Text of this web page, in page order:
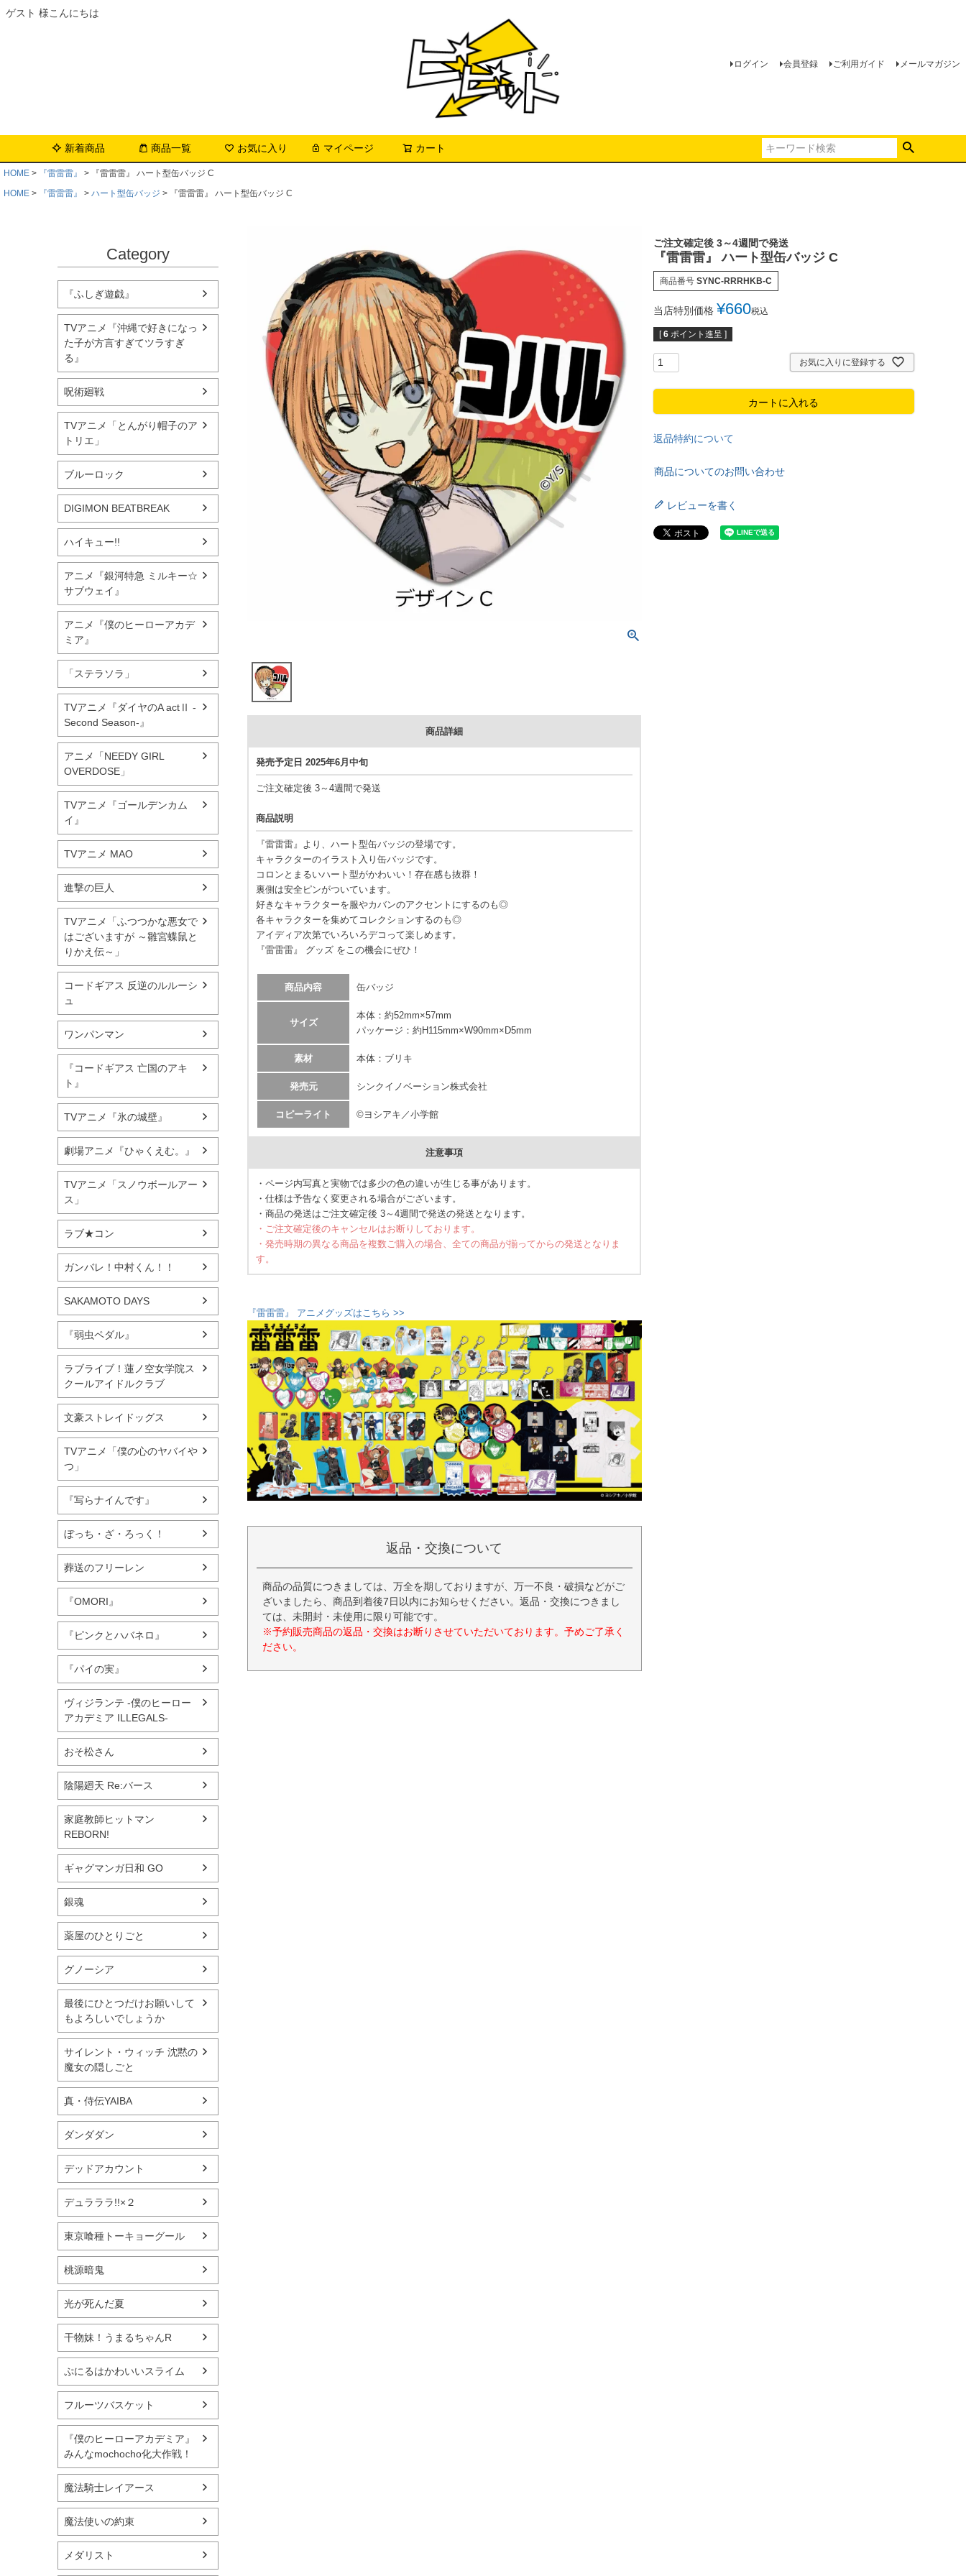
ゲスト 様こんにちは
ログイン 会員登録 ご利用ガイド メールマガジン
新着商品 商品一覧 お気に入り マイページ カート
HOME 『雷雷雷』
『雷雷雷』 ハート型缶バッジ C
HOME
『雷雷雷』 ハート型缶バッジ 『雷雷雷』 ハート型缶バッジ C
Category
『ふしぎ遊戯』
TVアニメ『沖縄で好きになっ
た子が方言すぎてツラすぎ
る』
呪術廻戦
TVアニメ「とんがり帽子のア
トリエ」
ブルーロック
DIGIMON BEATBREAK
ハイキュー!!
アニメ『銀河特急 ミルキー☆
サブウェイ』
アニメ『僕のヒーローアカデ
ミア』
「ステラソラ」
TVアニメ『ダイヤのA actⅡ -
Second Season-』
アニメ「NEEDY GIRL
OVERDOSE」
TVアニメ『ゴールデンカム
イ』
TVアニメ MAO
進撃の巨人
TVアニメ「ふつつかな悪女で
はございますが ～雛宮蝶鼠と
りかえ伝～」
コードギアス 反逆のルルーシ
ュ
ワンパンマン
『コードギアス 亡国のアキ
ト』
TVアニメ『氷の城壁』
劇場アニメ『ひゃくえむ。』
TVアニメ「スノウボールアー
ス」
ラブ★コン
ガンバレ！中村くん！！
SAKAMOTO DAYS
『弱虫ペダル』
ラブライブ！蓮ノ空女学院ス
クールアイドルクラブ
文豪ストレイドッグス
TVアニメ「僕の心のヤバイや
つ」
『写らナイんです』
ぼっち・ざ・ろっく！
葬送のフリーレン
『OMORI』
『ピンクとハバネロ』
『パイの実』
ヴィジランテ -僕のヒーロー
アカデミア ILLEGALS-
おそ松さん
陰陽廻天 Re:バース
家庭教師ヒットマン
REBORN!
ギャグマンガ日和 GO
銀魂
薬屋のひとりごと
グノーシア
最後にひとつだけお願いして
もよろしいでしょうか
サイレント・ウィッチ 沈黙の
魔女の隠しごと
真・侍伝YAIBA
ダンダダン
デッドアカウント
デュラララ!!×２
東京喰種トーキョーグール
桃源暗鬼
光が死んだ夏
干物妹！うまるちゃんR
ぷにるはかわいいスライム
フルーツバスケット
『僕のヒーローアカデミア』
みんなmochocho化大作戦！
魔法騎士レイアース
魔法使いの約束
メダリスト
商品詳細
発売予定日 2025年6月中旬
ご注文確定後 3～4週間で発送
商品説明
『雷雷雷』より、ハート型缶バッジの登場です。
キャラクターのイラスト入り缶バッジです。
コロンとまるいハート型がかわいい！存在感も抜群！
裏側は安全ピンがついています。
好きなキャラクターを服やカバンのアクセントにするのも◎
各キャラクターを集めてコレクションするのも◎
アイディア次第でいろいろデコって楽しめます。
『雷雷雷』 グッズ をこの機会にぜひ！
商品内容 缶バッジ
サイズ
本体：約52mm×57mm
パッケージ：約H115mm×W90mm×D5mm
素材 本体：ブリキ
発売元 シンクイノベーション株式会社
コピーライト ©ヨシアキ／小学館
注意事項
・ページ内写真と実物では多少の色の違いが生じる事があります。
・仕様は予告なく変更される場合がございます。
・商品の発送はご注文確定後 3～4週間で発送の発送となります。
・ご注文確定後のキャンセルはお断りしております。
・発売時期の異なる商品を複数ご購入の場合、全ての商品が揃ってからの発送となりま
す。
『雷雷雷』 アニメグッズはこちら >>
返品・交換について
商品の品質につきましては、万全を期しておりますが、万一不良・破損などがご
ざいましたら、商品到着後7日以内にお知らせください。返品・交換につきまし
ては、未開封・未使用に限り可能です。
※予約販売商品の返品・交換はお断りさせていただいております。予めご了承く
ださい。
ご注文確定後 3～4週間で発送
『雷雷雷』 ハート型缶バッジ C
商品番号 SYNC-RRRHKB-C
当店特別価格 ¥660税込
[ 6 ポイント進呈 ]
お気に入りに登録する
カートに入れる
返品特約について
商品についてのお問い合わせ
レビューを書く